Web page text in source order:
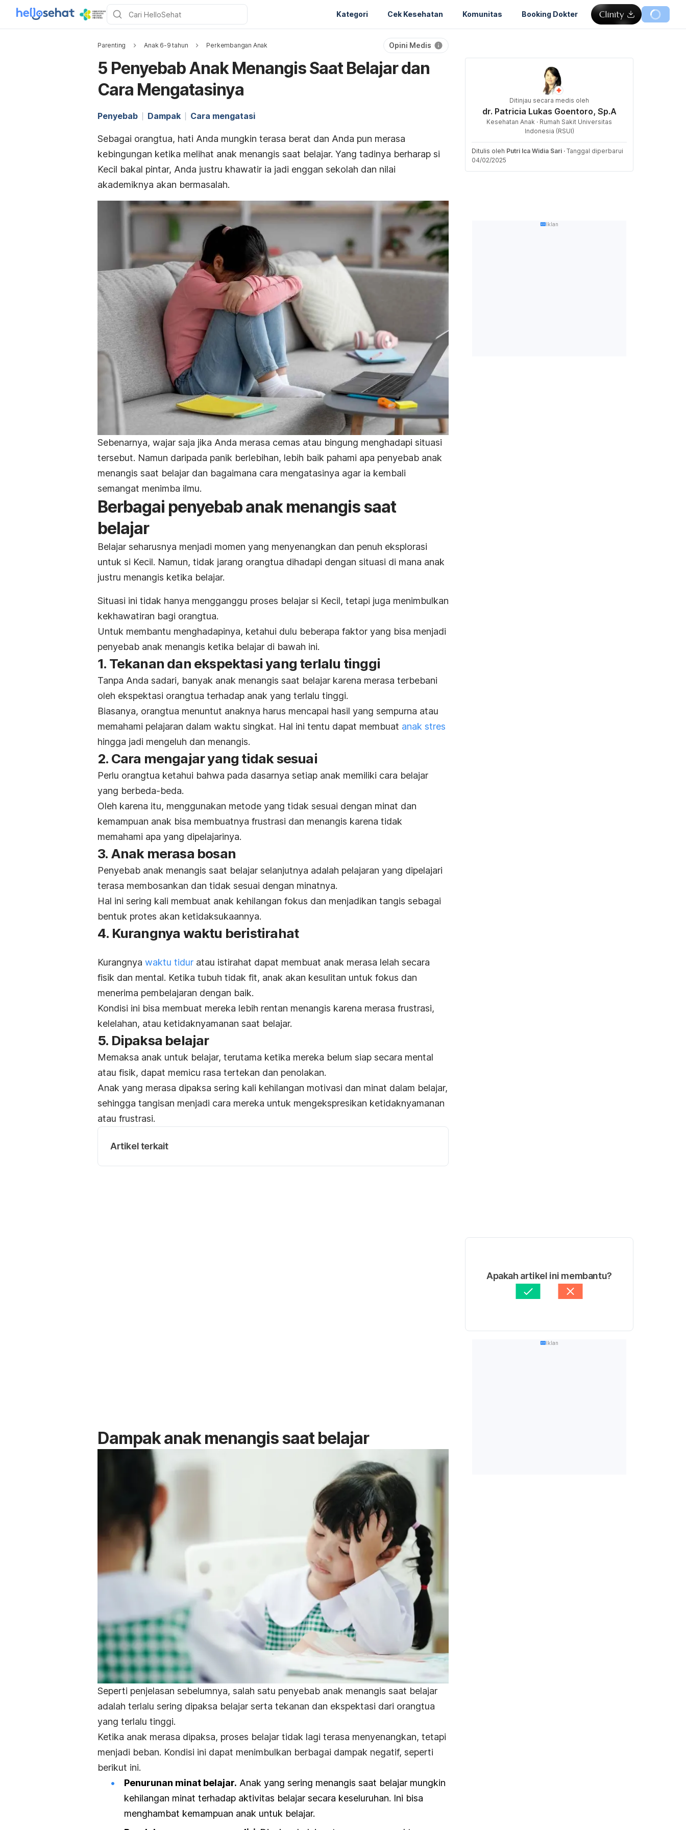
Kategori Cek Kesehatan Komunitas Booking Dokter
Parenting Anak 6-9 tahun Perkembangan Anak Opini Medis
5 Penyebab Anak Menangis Saat Belajar dan
Cara Mengatasinya
Penyebab Dampak Cara mengatasi
Sebagai orangtua, hati Anda mungkin terasa berat dan Anda pun merasa
kebingungan ketika melihat anak menangis saat belajar. Yang tadinya berharap si
Kecil bakal pintar, Anda justru khawatir ia jadi enggan sekolah dan nilai
akademiknya akan bermasalah.
Sebenarnya, wajar saja jika Anda merasa cemas atau bingung menghadapi situasi
tersebut. Namun daripada panik berlebihan, lebih baik pahami apa penyebab anak
menangis saat belajar dan bagaimana cara mengatasinya agar ia kembali
semangat menimba ilmu.
Berbagai penyebab anak menangis saat
belajar
Belajar seharusnya menjadi momen yang menyenangkan dan penuh eksplorasi
untuk si Kecil. Namun, tidak jarang orangtua dihadapi dengan situasi di mana anak
justru menangis ketika belajar.
Situasi ini tidak hanya mengganggu proses belajar si Kecil, tetapi juga menimbulkan
kekhawatiran bagi orangtua.
Untuk membantu menghadapinya, ketahui dulu beberapa faktor yang bisa menjadi
penyebab anak menangis ketika belajar di bawah ini.
1. Tekanan dan ekspektasi yang terlalu tinggi
Tanpa Anda sadari, banyak anak menangis saat belajar karena merasa terbebani
oleh ekspektasi orangtua terhadap anak yang terlalu tinggi.
Biasanya, orangtua menuntut anaknya harus mencapai hasil yang sempurna atau
memahami pelajaran dalam waktu singkat. Hal ini tentu dapat membuat anak stres
hingga jadi mengeluh dan menangis.
2. Cara mengajar yang tidak sesuai
Perlu orangtua ketahui bahwa pada dasarnya setiap anak memiliki cara belajar
yang berbeda-beda.
Oleh karena itu, menggunakan metode yang tidak sesuai dengan minat dan
kemampuan anak bisa membuatnya frustrasi dan menangis karena tidak
memahami apa yang dipelajarinya.
3. Anak merasa bosan
Penyebab anak menangis saat belajar selanjutnya adalah pelajaran yang dipelajari
terasa membosankan dan tidak sesuai dengan minatnya.
Hal ini sering kali membuat anak kehilangan fokus dan menjadikan tangis sebagai
bentuk protes akan ketidaksukaannya.
4. Kurangnya waktu beristirahat
Kurangnya waktu tidur atau istirahat dapat membuat anak merasa lelah secara
fisik dan mental. Ketika tubuh tidak fit, anak akan kesulitan untuk fokus dan
menerima pembelajaran dengan baik.
Kondisi ini bisa membuat mereka lebih rentan menangis karena merasa frustrasi,
kelelahan, atau ketidaknyamanan saat belajar.
5. Dipaksa belajar
Memaksa anak untuk belajar, terutama ketika mereka belum siap secara mental
atau fisik, dapat memicu rasa tertekan dan penolakan.
Anak yang merasa dipaksa sering kali kehilangan motivasi dan minat dalam belajar,
sehingga tangisan menjadi cara mereka untuk mengekspresikan ketidaknyamanan
atau frustrasi.
Artikel terkait
Dampak anak menangis saat belajar
Seperti penjelasan sebelumnya, salah satu penyebab anak menangis saat belajar
adalah terlalu sering dipaksa belajar serta tekanan dan ekspektasi dari orangtua
yang terlalu tinggi.
Ketika anak merasa dipaksa, proses belajar tidak lagi terasa menyenangkan, tetapi
menjadi beban. Kondisi ini dapat menimbulkan berbagai dampak negatif, seperti
berikut ini.
Penurunan minat belajar. Anak yang sering menangis saat belajar mungkin
kehilangan minat terhadap aktivitas belajar secara keseluruhan. Ini bisa
menghambat kemampuan anak untuk belajar.
Ditinjau secara medis oleh
dr. Patricia Lukas Goentoro, Sp.A
Kesehatan Anak · Rumah Sakit Universitas
Indonesia (RSUI)
Ditulis oleh Putri Ica Widia Sari · Tanggal diperbarui
04/02/2025
Iklan
Apakah artikel ini membantu?
Iklan